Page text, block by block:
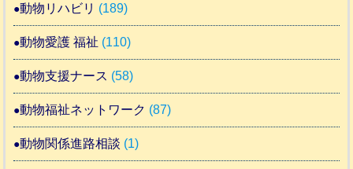
動物リハビリ (189)
動物愛護 福祉 (110)
動物支援ナース (58)
動物福祉ネットワーク (87)
動物関係進路相談 (1)